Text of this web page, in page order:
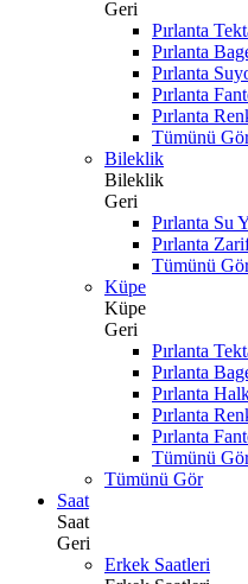
Geri
Pırlanta
Pırlanta
Pırlanta
Pırlanta
Pırlanta
Tümünü
Bileklik
Bileklik
Geri
Pırlanta Su
Pırlanta
Tümünü
Küpe
Küpe
Geri
Pırlanta
Pırlanta
Pırlanta
Pırlanta
Pırlanta
Tümünü
Tümünü Gör
Saat
Saat
Geri
Erkek Saatleri